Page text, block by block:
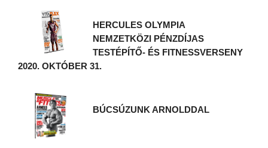
HERCULES OLYMPIA
NEMZETKÖZI PÉNZDÍJAS
TESTÉPÍTŐ- ÉS FITNESSVERSENY
2020. OKTÓBER 31.
BÚCSÚZUNK ARNOLDDAL